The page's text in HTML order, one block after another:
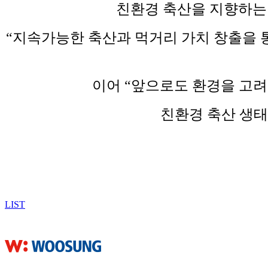
친환경 축산을 지향하
“지속가능한 축산과 먹거리 가치 창출을
이어 “앞으로도 환경을 고
친환경 축산 생
LIST